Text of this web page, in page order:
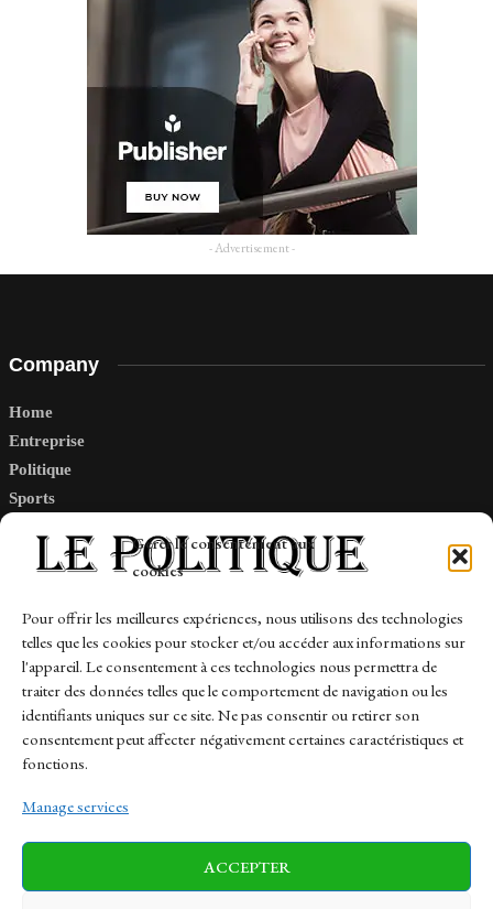
Gérer le consentement aux
cookies
Pour offrir les meilleures expériences, nous utilisons des technologies
telles que les cookies pour stocker et/ou accéder aux informations sur
l'appareil. Le consentement à ces technologies nous permettra de
traiter des données telles que le comportement de navigation ou les
identifiants uniques sur ce site. Ne pas consentir ou retirer son
consentement peut affecter négativement certaines caractéristiques et
fonctions.
Manage services
ACCEPTER
- Advertisement -
Company
Home
Entreprise
Politique
Sports
Links
Contact
Sitemap
News Finance-Marches Politics
Business Tech Health Sports Travel